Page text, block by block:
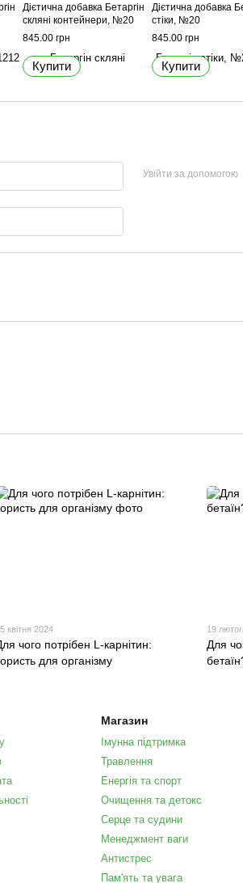
Дієтична добавка Бетаргін
скляні контейнери, №20
845.00 грн
Купити
Дієтична добавка
стіки, №20
845.00 грн
Купити
Увійти за допомогою
квітня 2024
чого потрібен L-карнітин:
для організму
19
​​​​​​​Для
Магазин
Імунна підтримка
Травлення
Енергія та спорт
Очищення та детокс
Серце та судини
Менеджмент ваги
Антистрес
Пам'ять та увага